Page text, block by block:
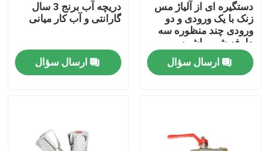
درباره ما
تور کارخانه
با ما تماس بگیرید
دستگیره ای از آلیاژ مس
زنک با یک ورودی و دو
ورودی چند منظوره سه
طرفه شیر ماشین
لباسشویی
ارسال سؤال
دریچه آب برنج 3 سال
گارانتی و آب کار میانی
ارسال سؤال